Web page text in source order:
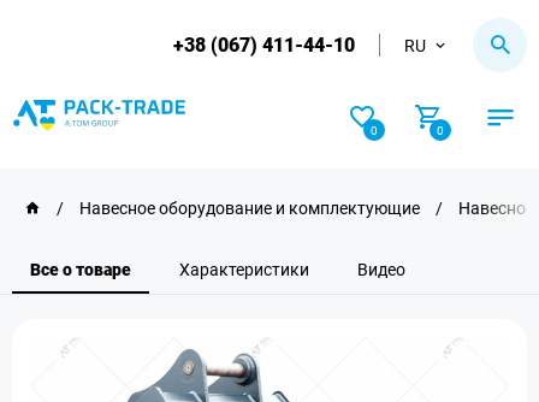
+38 (067) 411-44-10 RU
0 0
/ Навесное оборудование и комплектующие / Навесное
Все о товаре Характеристики Видео